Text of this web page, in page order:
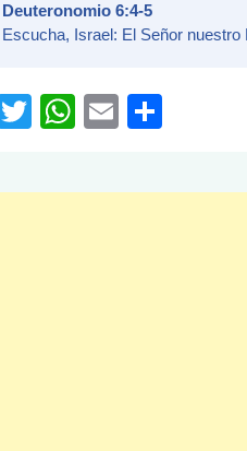
Deuteronomio 6:4-5
Escucha, Israel: El Señor
Facebook
TwitterWhatsApp
Email